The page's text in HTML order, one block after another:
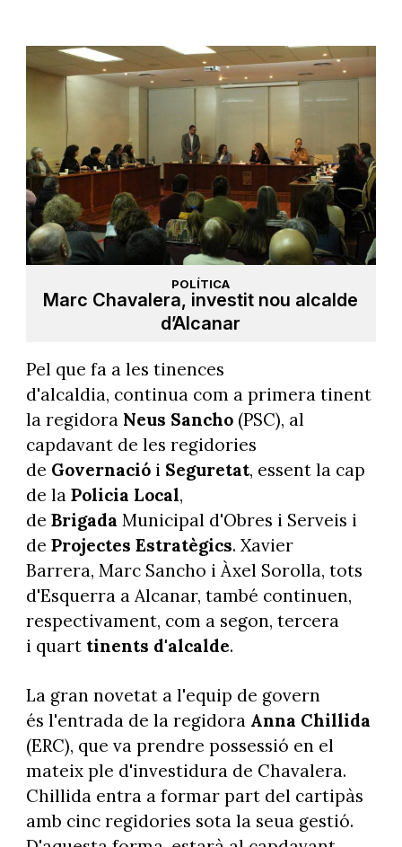
POLÍTICA
Marc Chavalera, investit nou alcalde
d’Alcanar
Pel que fa a les tinences
d'alcaldia, continua com a primera tinent
la regidoraNeus Sancho(PSC), al
capdavant de les regidories
de Governació i Seguretat, essent la cap
de laPolicia Local,
de Brigada Municipal d'Obres i Serveis i
de Projectes Estratègics. Xavier
Barrera, Marc Sancho i Àxel Sorolla, tots
d'Esquerra a Alcanar, també continuen,
respectivament, com a segon, tercera
i quart tinents d'alcalde.
La gran novetat a l'equip de govern
és l'entrada de la regidora Anna Chillida
(ERC), que va prendre possessió en el
mateix ple d'investidura de Chavalera.
Chillida entra a formar part del cartipàs
amb cinc regidories sota la seua gestió.